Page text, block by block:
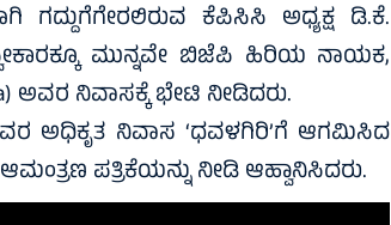
ಗದ್ದುಗೆಗೇರಲಿರುವ ಕೆಪಿಸಿಸಿ ಅಧ್ಯಕ್ಷ ಡಿ.ಕೆ.
ಮುನ್ನವೇ ಬಿಜೆಪಿ ಹಿರಿಯ ನಾಯಕ,
ಅವರ ನಿವಾಸಕ್ಕೆ ಭೇಟಿ ನೀಡಿದರು.
ಅಧಿಕೃತ ನಿವಾಸ ‘ಧವಳಗಿರಿ’ಗೆ ಆಗಮಿಸಿದ
ಪತ್ರಿಕೆಯನ್ನು ನೀಡಿ ಆಹ್ವಾನಿಸಿದರು.